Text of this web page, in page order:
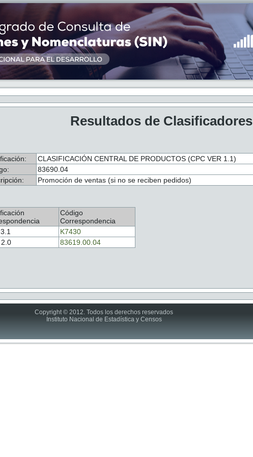
Resultados de Clasificadores
CLASIFICACIÓN CENTRAL DE PRODUCTOS (CPC VER 1.1)
83690.04
Promoción de ventas (si no se reciben pedidos)
Código
Correspondencia
K7430
83619.00.04
Copyright © 2012. Todos los derechos reservados
Instituto Nacional de Estadística y Censos